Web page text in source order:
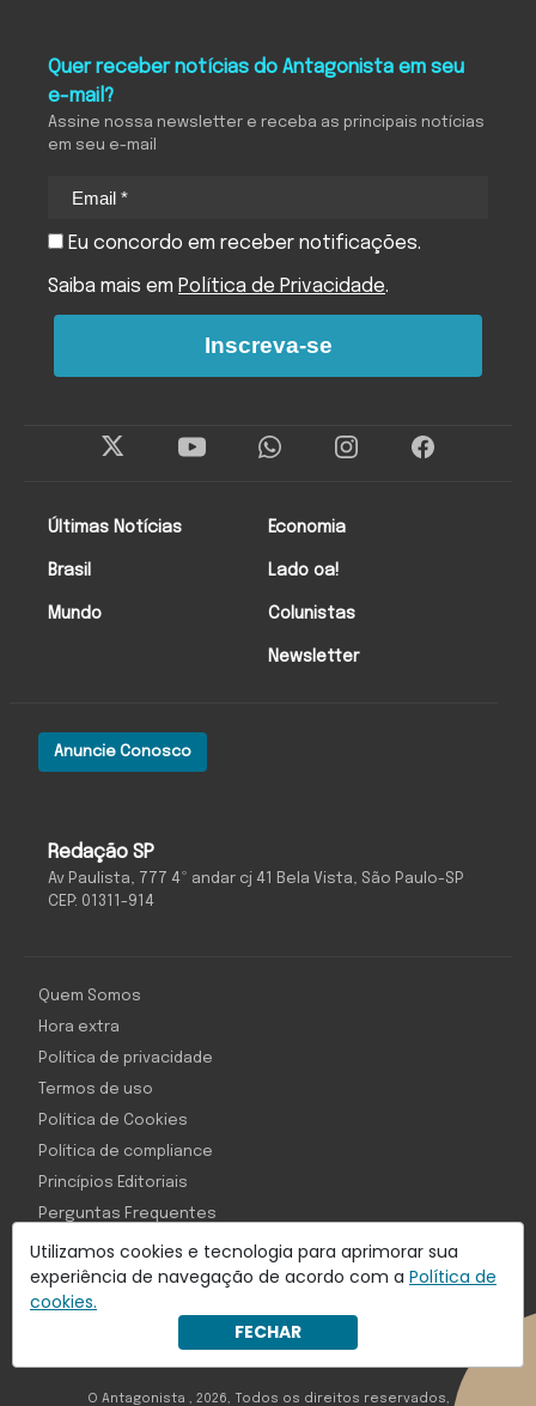
Utilizamos cookies e tecnologia para aprimorar sua
experiência de navegação de acordo com a Política de
cookies.
FECHAR
Redação SP
Av Paulista, 777 4º andar cj 41 Bela Vista, São Paulo-SP
CEP: 01311-914
Anuncie Conosco
Últimas Notícias
Brasil
Mundo
Economia
Lado oa!
Colunistas
Newsletter
Quer receber notícias do Antagonista em seu
e-mail?
Assine nossa newsletter e receba as principais notícias
em seu e-mail
Eu concordo em receber notificações.
Saiba mais em Política de Privacidade.
Inscreva-se
Com inteligência e tecnologia:
Object1ve - Marketing Solution
Quem Somos
Hora extra
Política de privacidade
Termos de uso
Política de Cookies
Política de compliance
Princípios Editoriais
Perguntas Frequentes
O Antagonista , 2026, Todos os direitos reservados,